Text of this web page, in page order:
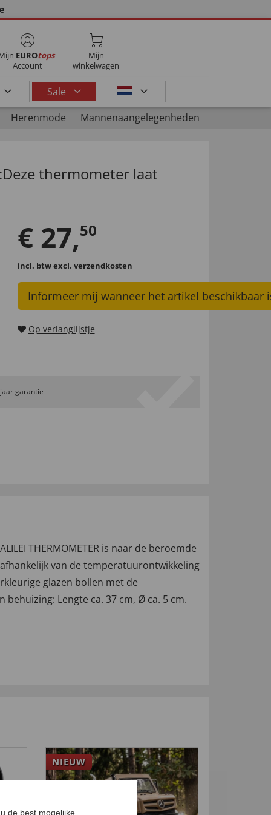
EUROtops-
Account
Mijn
winkelwagen
Sale
Herenmode Mannenaangelegenheden
thermometer laat
€ 27,50
incl. btwexcl. verzendkosten
Informeer mij wanneer het artikel beschikbaar
Op verlanglijstje
garantie
THERMOMETER is naar de beroemde
van de temperatuurontwikkeling
glazen bollen met de
Lengte ca. 37 cm, Ø ca. 5 cm.
NIEUW
de best mogelijke